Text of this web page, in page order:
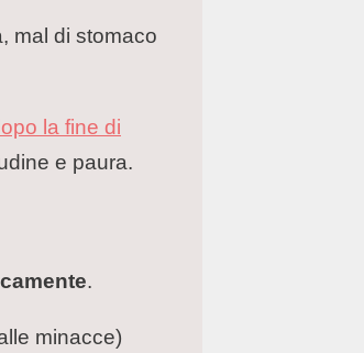
mal di stomaco
la fine di
e paura.
.
minacce)